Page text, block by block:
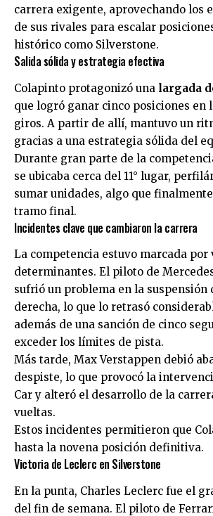
carrera exigente, aprovechando los
de sus rivales para escalar
histórico como Silverstone.
Salida sólida y estrategia efectiva
Colapinto protagonizó una largada
que logró ganar cinco posiciones en
giros. A partir de allí, mantuvo un
gracias a una estrategia sólida del
Durante gran parte de la
se ubicaba cerca del 11° lugar,
sumar unidades, algo que
tramo final.
Incidentes clave que cambiaron la carrera
La competencia estuvo marcada por
determinantes. El piloto de
sufrió un problema en la suspensión
derecha, lo que lo retrasó
además de una sanción de cinco
exceder los límites de pista.
Más tarde, Max Verstappen debió
despiste, lo que provocó la
Car y alteró el desarrollo de la
vueltas.
Estos incidentes permitieron que
hasta la novena posición definitiva.
Victoria de Leclerc en Silverstone
En la punta, Charles Leclerc fue el
del fin de semana. El piloto de